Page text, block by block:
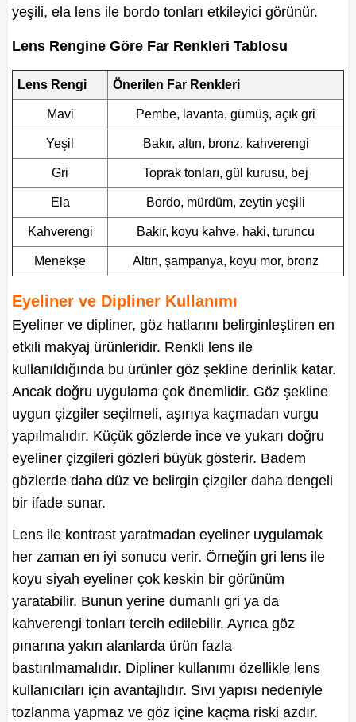
yeşili, ela lens ile bordo tonları etkileyici görünür.
Lens Rengine Göre Far Renkleri Tablosu
Lens Rengi Önerilen Far Renkleri
Mavi Pembe, lavanta, gümüş, açık gri
Yeşil Bakır, altın, bronz, kahverengi
Gri Toprak tonları, gül kurusu, bej
Ela Bordo, mürdüm, zeytin yeşili
Kahverengi Bakır, koyu kahve, haki, turuncu
Menekşe Altın, şampanya, koyu mor, bronz
Eyeliner ve Dipliner Kullanımı
Eyeliner ve dipliner, göz hatlarını belirginleştiren en
etkili makyaj ürünleridir. Renkli lens ile
kullanıldığında bu ürünler göz şekline derinlik katar.
Ancak doğru uygulama çok önemlidir. Göz şekline
uygun çizgiler seçilmeli, aşırıya kaçmadan vurgu
yapılmalıdır. Küçük gözlerde ince ve yukarı doğru
eyeliner çizgileri gözleri büyük gösterir. Badem
gözlerde daha düz ve belirgin çizgiler daha dengeli
bir ifade sunar.
Lens ile kontrast yaratmadan eyeliner uygulamak
her zaman en iyi sonucu verir. Örneğin gri lens ile
koyu siyah eyeliner çok keskin bir görünüm
yaratabilir. Bunun yerine dumanlı gri ya da
kahverengi tonları tercih edilebilir. Ayrıca göz
pınarına yakın alanlarda ürün fazla
bastırılmamalıdır. Dipliner kullanımı özellikle lens
kullanıcıları için avantajlıdır. Sıvı yapısı nedeniyle
tozlanma yapmaz ve göz içine kaçma riski azdır.